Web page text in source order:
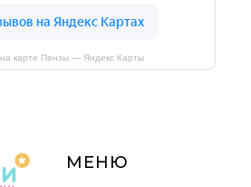
карте Пензы — Яндекс Карты
МЕНЮ